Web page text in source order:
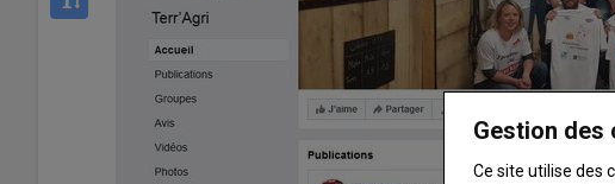
Gestion des
Ce site utilise des